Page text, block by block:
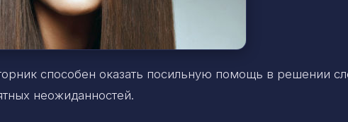
способен оказать посильную помощь в решении
неожиданностей.